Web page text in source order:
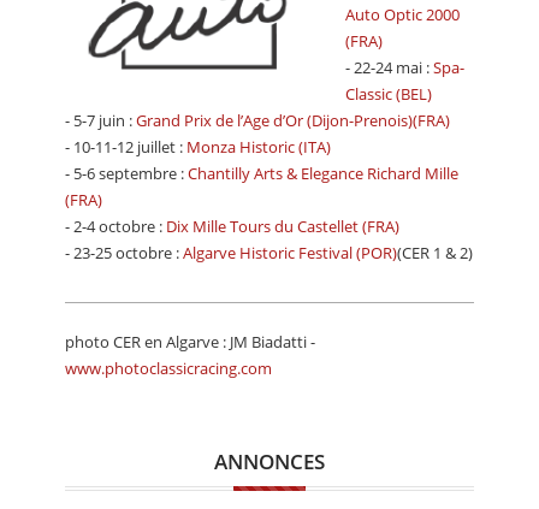
Auto Optic 2000
(FRA)
- 22-24 mai :Spa-
Classic (BEL)
- 5-7 juin :Grand Prix de l’Age d’Or (Dijon-Prenois)(FRA)
- 10-11-12 juillet : Monza Historic (ITA)
- 5-6 septembre :Chantilly Arts & Elegance Richard Mille
(FRA)
- 2-4 octobre : Dix Mille Tours du Castellet (FRA)
- 23-25 octobre :Algarve Historic Festival (POR)(CER 1 & 2)
photo CER en Algarve : JM Biadatti -
www.photoclassicracing.com
ANNONCES